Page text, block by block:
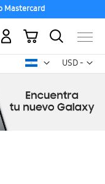
Mastercard
USD -
dólar
Mi carrito